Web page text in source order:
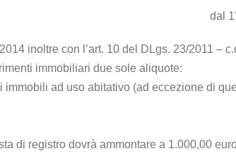
dal
inoltre con l’art. 10 del DLgs. 23/2011 –
immobiliari due sole aliquote:
immobili ad uso abitativo (ad eccezione di
di registro dovrà ammontare a 1.000,00